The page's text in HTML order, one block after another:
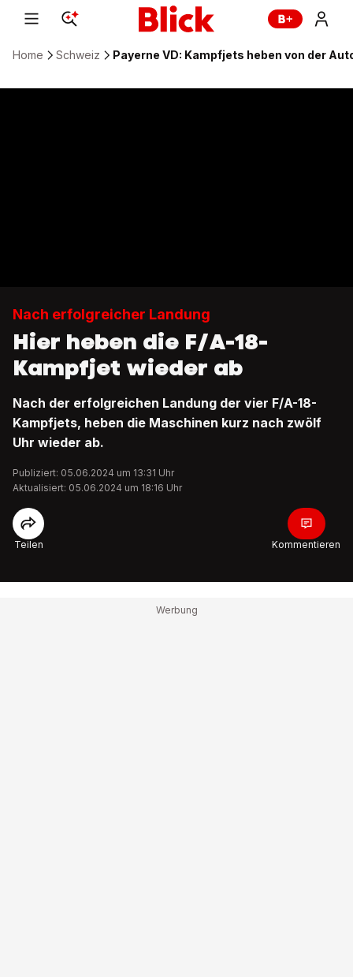
Home Schweiz Payerne VD: Kampfjets heben von der
Nach erfolgreicher Landung
Hier heben die F/A-18-
Kampfjet wieder ab
Nach der erfolgreichen Landung der vier F/A-18-
Kampfjets, heben die Maschinen kurz nach zwölf
Uhr wieder ab.
Publiziert: 05.06.2024 um 13:31 Uhr
Aktualisiert: 05.06.2024 um 18:16 Uhr
Teilen Kommentieren